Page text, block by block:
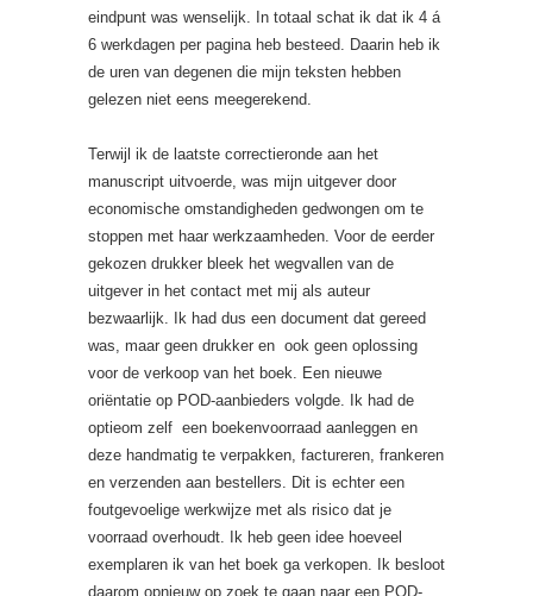
eindpunt was wenselijk. In totaal schat ik dat ik 4 á
6 werkdagen per pagina heb besteed. Daarin heb ik
de uren van degenen die mijn teksten hebben
gelezen niet eens meegerekend.
Terwijl ik de laatste correctieronde aan het
manuscript uitvoerde, was mijn uitgever door
economische omstandigheden gedwongen om te
stoppen met haar werkzaamheden. Voor de eerder
gekozen drukker bleek het wegvallen van de
uitgever in het contact met mij als auteur
bezwaarlijk. Ik had dus een document dat gereed
was, maar geen drukker en ook geen oplossing
voor de verkoop van het boek. Een nieuwe
oriëntatie op POD-aanbieders volgde. Ik had de
optieom zelf een boekenvoorraad aanleggen en
deze handmatig te verpakken, factureren, frankeren
en verzenden aan bestellers. Dit is echter een
foutgevoelige werkwijze met als risico dat je
voorraad overhoudt. Ik heb geen idee hoeveel
exemplaren ik van het boek ga verkopen. Ik besloot
daarom opnieuw op zoek te gaan naar een POD-